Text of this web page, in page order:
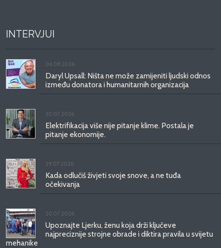
INTERVJUI
06.08.2026.
Daryl Upsall: Ništa ne može zamijeniti ljudski odnos
između donatora i humanitarnih organizacija
30.07.2026.
Elektrifikacija više nije pitanje klime. Postala je
pitanje ekonomije.
29.07.2026.
Kada odlučiš živjeti svoje snove, a ne tuđa
očekivanja
20.07.2026.
Upoznajte Ljerku, ženu koja drži ključeve
najpreciznije strojne obrade i diktira pravila u svijetu
mehanike